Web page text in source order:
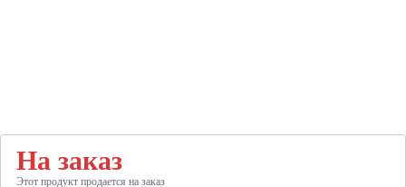
На заказ
Этот продукт продается на заказ